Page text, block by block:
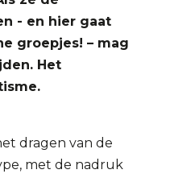
- en hier gaat
groepjes! – mag
Het
dragen van de
met de nadruk